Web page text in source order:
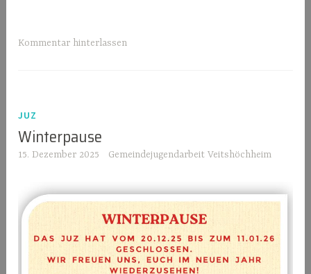
Kommentar hinterlassen
JUZ
Winterpause
15. Dezember 2025 Gemeindejugendarbeit Veitshöchheim